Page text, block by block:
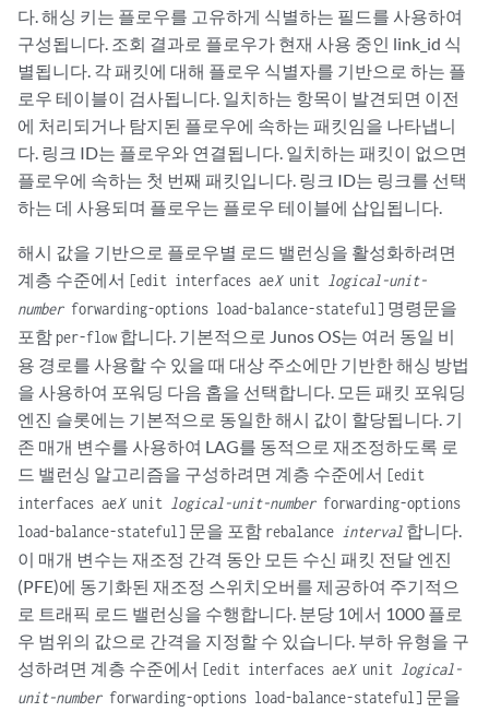
다. 해싱 키는 플로우를 고유하게 식별하는 필드를 사용하여
구성됩니다. 조회 결과로 플로우가 현재 사용 중인 link_id 식
별됩니다. 각 패킷에 대해 플로우 식별자를 기반으로 하는 플
로우 테이블이 검사됩니다. 일치하는 항목이 발견되면 이전
에 처리되거나 탐지된 플로우에 속하는 패킷임을 나타냅니
다. 링크 ID는 플로우와 연결됩니다. 일치하는 패킷이 없으면
플로우에 속하는 첫 번째 패킷입니다. 링크 ID는 링크를 선택
하는 데 사용되며 플로우는 플로우 테이블에 삽입됩니다.
해시 값을 기반으로 플로우별 로드 밸런싱을 활성화하려면
계층 수준에서 [edit interfaces aeXunit logical-unit-
numberforwarding-options load-balance-stateful] 명령문을
포함per-flow 합니다. 기본적으로 Junos OS는 여러 동일 비
용 경로를 사용할 수 있을 때 대상 주소에만 기반한 해싱 방법
을 사용하여 포워딩 다음 홉을 선택합니다. 모든 패킷 포워딩
엔진 슬롯에는 기본적으로 동일한 해시 값이 할당됩니다. 기
존 매개 변수를 사용하여 LAG를 동적으로 재조정하도록 로
드 밸런싱 알고리즘을 구성하려면 계층 수준에서 [edit
interfaces aeXunit logical-unit-numberforwarding-options
load-balance-stateful] 문을 포함 rebalance interval 합니다.
이 매개 변수는 재조정 간격 동안 모든 수신 패킷 전달 엔진
(PFE)에 동기화된 재조정 스위치오버를 제공하여 주기적으
로 트래픽 로드 밸런싱을 수행합니다. 분당 1에서 1000 플로
우 범위의 값으로 간격을 지정할 수 있습니다. 부하 유형을 구
성하려면 계층 수준에서 [edit interfaces aeXunit logical-
unit-numberforwarding-options load-balance-stateful] 문을